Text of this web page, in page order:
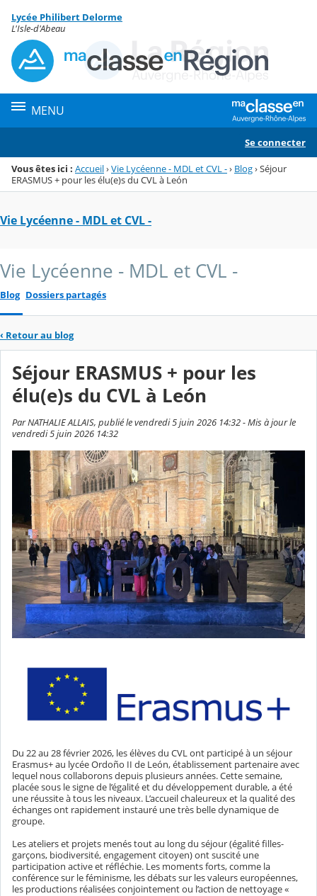
Menu de la rubrique
Contenu
Lycée Philibert Delorme
L'Isle-d'Abeau
MENU
Se connecter
Vous êtes ici : Accueil›Vie Lycéenne - MDL et CVL -› Blog›Séjour
ERASMUS + pour les élu(e)s du CVL à León
Vie Lycéenne - MDL et CVL -
Vie Lycéenne - MDL et CVL -
Blog Dossiers partagés
‹ Retour au blog
Séjour ERASMUS + pour les
élu(e)s du CVL à León
Par NATHALIE ALLAIS, publié le vendredi 5 juin 2026 14:32 - Mis à jour le
vendredi 5 juin 2026 14:32
Du 22 au 28 février 2026, les élèves du CVL ont participé à un séjour
Erasmus+ au lycée Ordoño II de León, établissement partenaire avec
lequel nous collaborons depuis plusieurs années. Cette semaine,
placée sous le signe de l’égalité et du développement durable, a été
une réussite à tous les niveaux. L’accueil chaleureux et la qualité des
échanges ont rapidement instauré une très belle dynamique de
groupe.
Les ateliers et projets menés tout au long du séjour (égalité filles-
garçons, biodiversité, engagement citoyen) ont suscité une
participation active et réfléchie. Les moments forts, comme la
conférence sur le féminisme, les débats sur les valeurs européennes,
les productions réalisées conjointement ou l’action de nettoyage «